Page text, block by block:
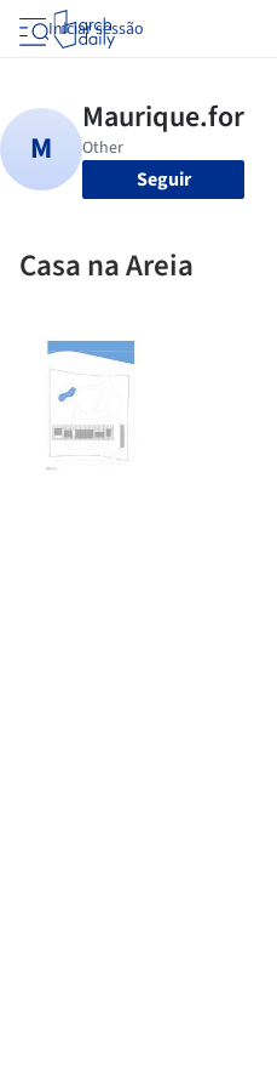
Iniciar sessão
Seguir
Casa na Areia